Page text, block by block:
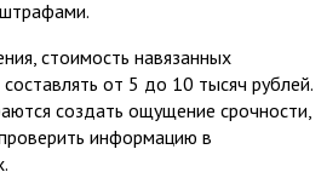
штрафами.
стоимость навязанных
от 5 до 10 тысяч рублей.
создать ощущение срочности,
информацию в